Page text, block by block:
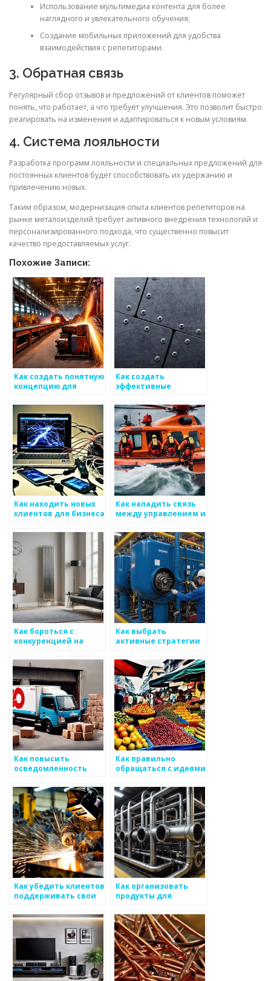
Использование мультимедиа контента для более
наглядного и увлекательного обучения;
Создание мобильных приложений для удобства
взаимодействия с репетиторами.
3. Обратная связь
Регулярный сбор отзывов и предложений от клиентов поможет
понять, что работает, а что требует улучшения. Это позволит быстро
реагировать на изменения и адаптироваться к новым условиям.
4. Система лояльности
Разработка программ лояльности и специальных предложений для
постоянных клиентов будет способствовать их удержанию и
привлечению новых.
Таким образом, модернизация опыта клиентов репетиторов на
рынке металоизделий требует активного внедрения технологий и
персонализированного подхода, что существенно повысит
качество предоставляемых услуг.
Похожие Записи:
Как создать понятную
концепцию для
сторон на рынке
металоизделий
Как создать
эффективные
лояльности для
клиентов
металоизделий
Как находить новых
клиентов для бизнеса
металоизделий
Как наладить связь
между управлением и
металоизделий
Как бороться с
конкуренцией на
металоизделий
Как выбрать
активные стратегии
продукции на рынке
металоизделий
Как повысить
осведомленность
качестве
металлических
изделий
Как правильно
обращаться с идеями
клиентов,
работающих с
металоизделиями
Как убедить клиентов
поддерживать свои
производстве
металоизделий
Как организовать
продукты для
в рынке
металоизделий